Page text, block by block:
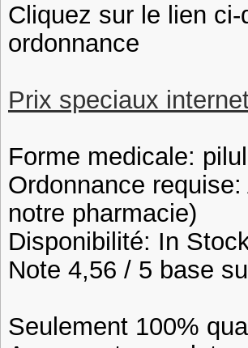
Cliquez sur le lien
ordonnance
Prix speciaux
Forme medicale:
Ordonnance
notre pharmacie)
Disponibilité: In
Note 4,56 / 5 base
Seulement 100%